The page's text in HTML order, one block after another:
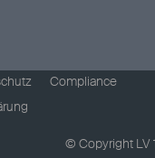
Compliance
© Copyright LV